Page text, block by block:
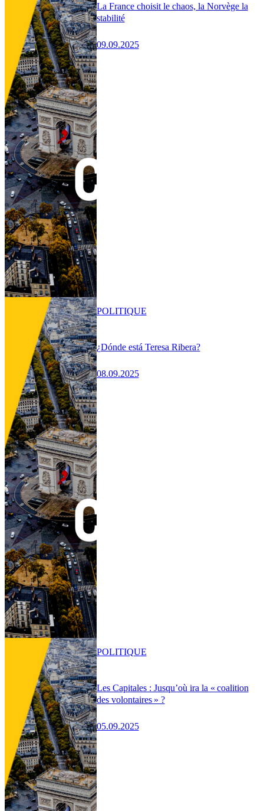
La France choisit le chaos, la Norvège la
stabilité
09.09.2025
¿Dónde está Teresa Ribera?
08.09.2025
POLITIQUE
Les Capitales : Jusqu’où ira la « coalition
des volontaires » ?
05.09.2025
POLITIQUE